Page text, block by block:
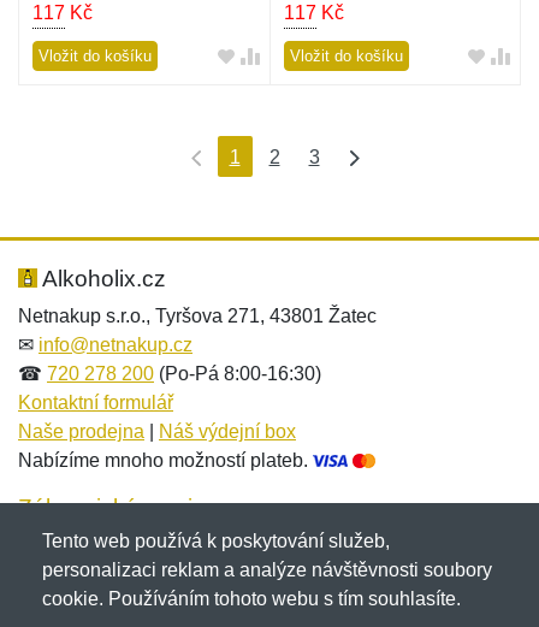
117 Kč
Vložit do košíku
117Kč
Vložit do košíku
1 2 3
Alkoholix.cz
Netnakup s.r.o., Tyršova 271, 43801 Žatec
✉ info@netnakup.cz
☎ 720 278 200 (Po-Pá 8:00-16:30)
Kontaktní formulář
Naše prodejna
Náš výdejní box
Nabízíme mnoho možností plateb.
Zákaznický servis
Novinky emailem
Tento web používá k poskytování služeb,
personalizaci reklam a analýze návštěvnosti soubory
cookie. Používáním tohoto webu s tím souhlasíte.